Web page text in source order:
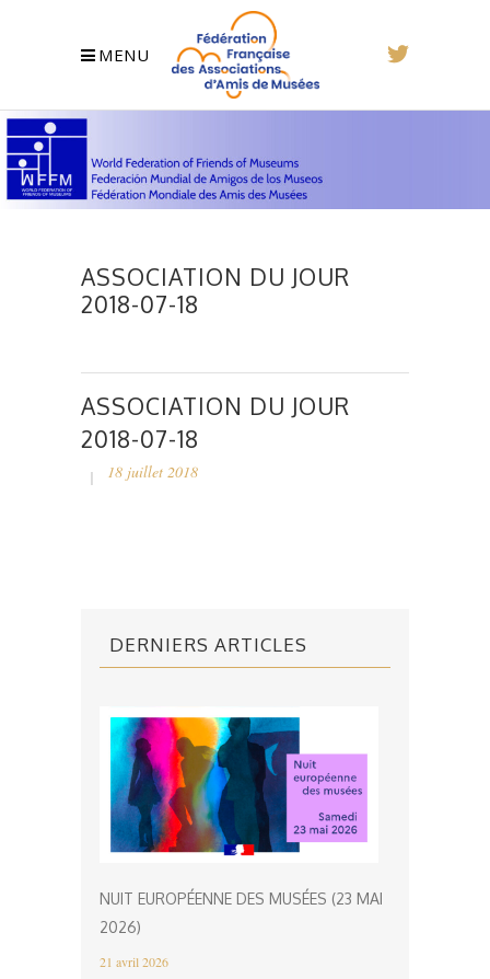
MENU
ASSOCIATION DU JOUR
2018-07-18
ASSOCIATION DU JOUR
2018-07-18
18 juillet 2018
DERNIERS ARTICLES
NUIT EUROPÉENNE DES MUSÉES (23 MAI
2026)
21 avril 2026